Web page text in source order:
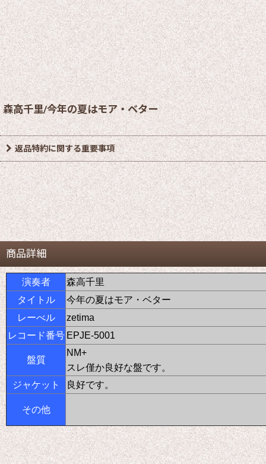
森高千里/今年の夏はモア・ベター
返品特約に関する重要事項
商品詳細
演奏者
森高千里
タイトル
今年の夏はモア・ベター
レーべル
zetima
レコード番号 EPJE-5001
盤質
NM+
スレ僅か良好な盤です。
ジャケット
良好です。
その他